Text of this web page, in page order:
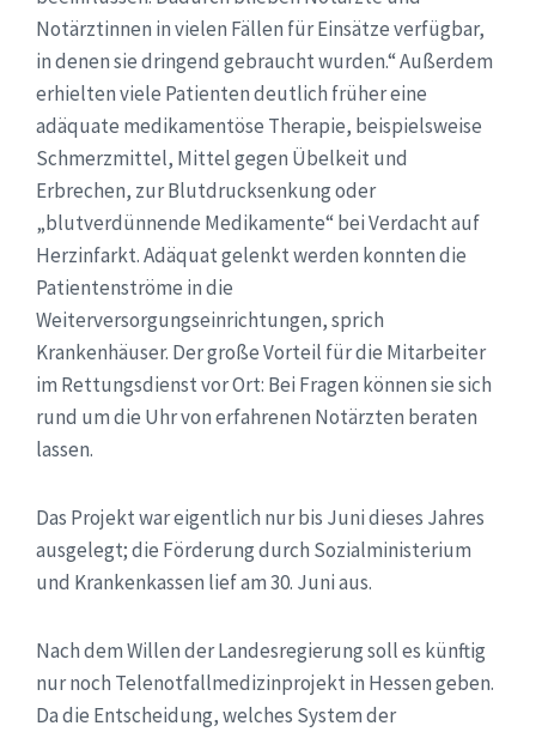
Notärztinnen in vielen Fällen für Einsätze verfügbar,
in denen sie dringend gebraucht wurden.“ Außerdem
erhielten viele Patienten deutlich früher eine
adäquate medikamentöse Therapie, beispielsweise
Schmerzmittel, Mittel gegen Übelkeit und
Erbrechen, zur Blutdrucksenkung oder
„blutverdünnende Medikamente“ bei Verdacht auf
Herzinfarkt. Adäquat gelenkt werden konnten die
Patientenströme in die
Weiterversorgungseinrichtungen, sprich
Krankenhäuser. Der große Vorteil für die Mitarbeiter
im Rettungsdienst vor Ort: Bei Fragen können sie sich
rund um die Uhr von erfahrenen Notärzten beraten
lassen.
Das Projekt war eigentlich nur bis Juni dieses Jahres
ausgelegt; die Förderung durch Sozialministerium
und Krankenkassen lief am 30. Juni aus.
Nach dem Willen der Landesregierung soll es künftig
nur noch Telenotfallmedizinprojekt in Hessen geben.
Da die Entscheidung, welches System der